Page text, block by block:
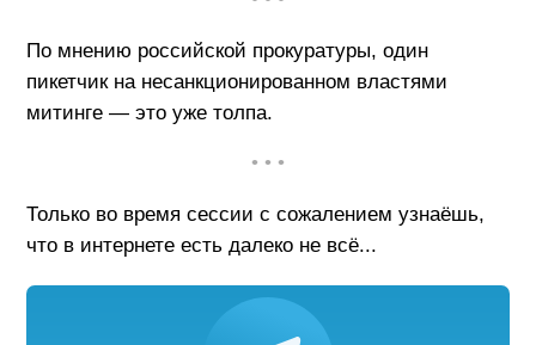
По мнению российской прокуратуры, один
пикетчик на несанкционированном властями
митинге — это уже толпа.
• • •
Только во время сессии с сожалением узнаёшь,
что в интернете есть далеко не всё...